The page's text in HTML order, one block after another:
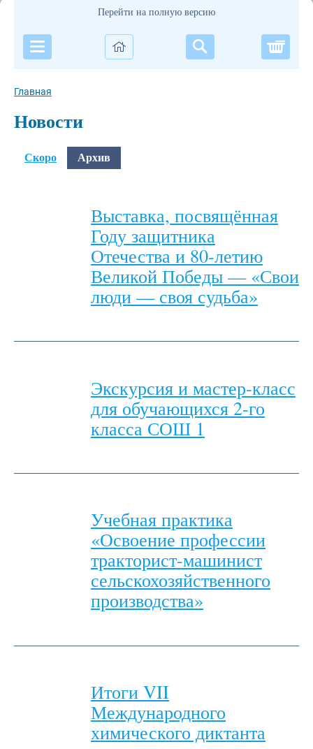
Перейти на полную версию
Главная
Новости
Скоро Архив
Выставка, посвящённая
Году защитника
Отечества и 80-летию
Великой Победы — «Свои
люди — своя судьба»
Экскурсия и мастер-класс
для обучающихся 2-го
класса СОШ 1
Учебная практика
«Освоение профессии
тракторист-машинист
сельскохозяйственного
производства»
Итоги VII
Международного
химического диктанта